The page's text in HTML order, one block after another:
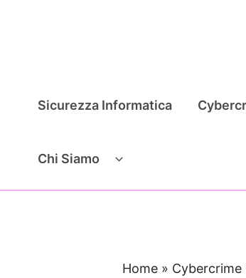
Sicurezza Informatica
Chi Siamo
Home » Cybercrime